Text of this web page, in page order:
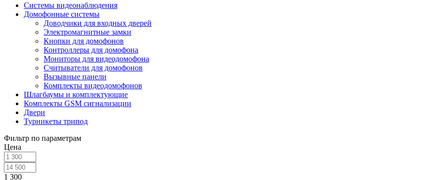
Системы видеонаблюдения
Домофонные системы
Доводчики для входных дверей
Электромагнитные замки
Кнопки для домофонов
Контроллеры для домофона
Мониторы для видеодомофона
Считыватели для домофонов
Вызывные панели
Комплекты видеодомофонов
Шлагбаумы и комплектующие
Комплекты GSM сигнализации
Двери
Турникеты трипод
Фильтр по параметрам
Цена
1 300